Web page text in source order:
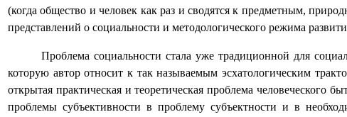
(когда общество и человек как раз и сводятся к предметным,
представлений о социальности и методологического режима
Проблема социальности стала уже традиционной для
которую автор относит к так называемым эсхатологическим
открытая практическая и теоретическая проблема
проблемы субъективности в проблему субъектности и в